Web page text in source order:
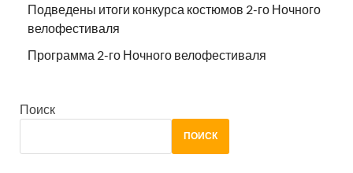
Подведены итоги конкурса костюмов 2-го Ночного
велофестиваля
Программа 2-го Ночного велофестиваля
Поиск
ПОИСК